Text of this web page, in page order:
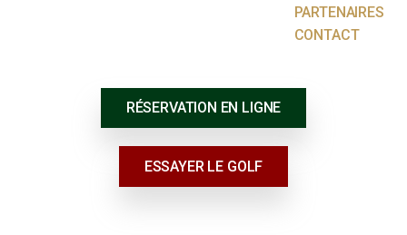
PARTENAIRES
CONTACT
RÉSERVATION EN LIGNE
ESSAYER LE GOLF